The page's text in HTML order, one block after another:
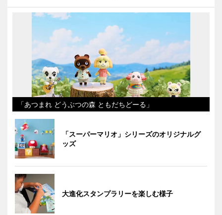
「あつまれ どうぶつの森 ともだちどーる」
「スーパーマリオ」シリーズのオリジナルグ
ッズ
大進化スタンプラリーを楽しむ様子